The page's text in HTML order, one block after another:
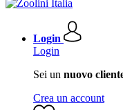
Login
Login
Sei un nuovo
Crea un account